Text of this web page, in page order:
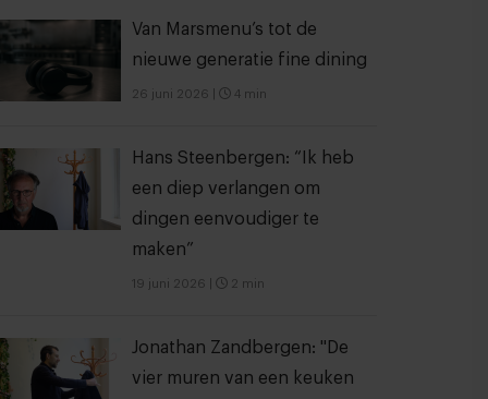
Van Marsmenu’s tot de
nieuwe generatie fine dining
26 juni 2026 4 min
Hans Steenbergen: “Ik heb
een diep verlangen om
dingen eenvoudiger te
maken”
19 juni 2026 2 min
Jonathan Zandbergen: "De
vier muren van een keuken